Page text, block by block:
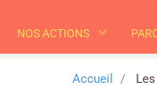
NOS ACTIONS
Accueil